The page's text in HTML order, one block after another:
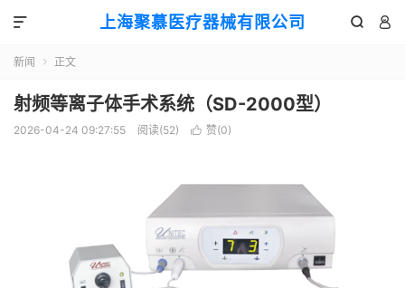
上海聚慕医疗器械有限公司  

新闻  正文
射频等离子体手术系统（SD-2000型）
2026-04-24 09:27:55 阅读(52)  赞(0)